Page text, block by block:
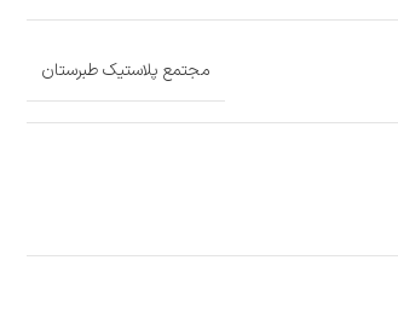
مجتمع پلاستیک طبرستان